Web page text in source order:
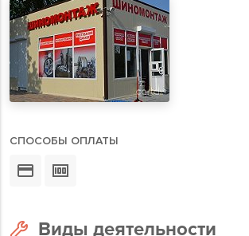
СПОСОБЫ ОПЛАТЫ
Виды деятельности